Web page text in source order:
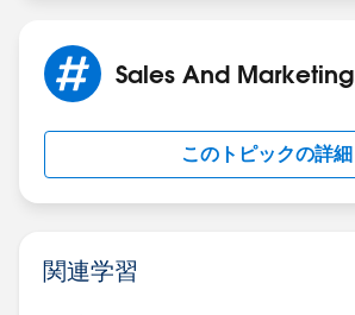
Sales And Marketing
このトピックの詳細
関連学習